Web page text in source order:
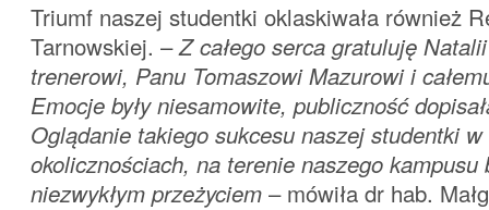
Triumf naszej studentki oklaskiwała również
Tarnowskiej. –Z całego serca gratuluję
trenerowi, Panu Tomaszowi Mazurowi i
Emocje były niesamowite, publiczność
Oglądanie takiego sukcesu naszej studentki
okolicznościach, na terenie naszego kampusu
niezwykłym przeżyciem – mówiła dr hab.